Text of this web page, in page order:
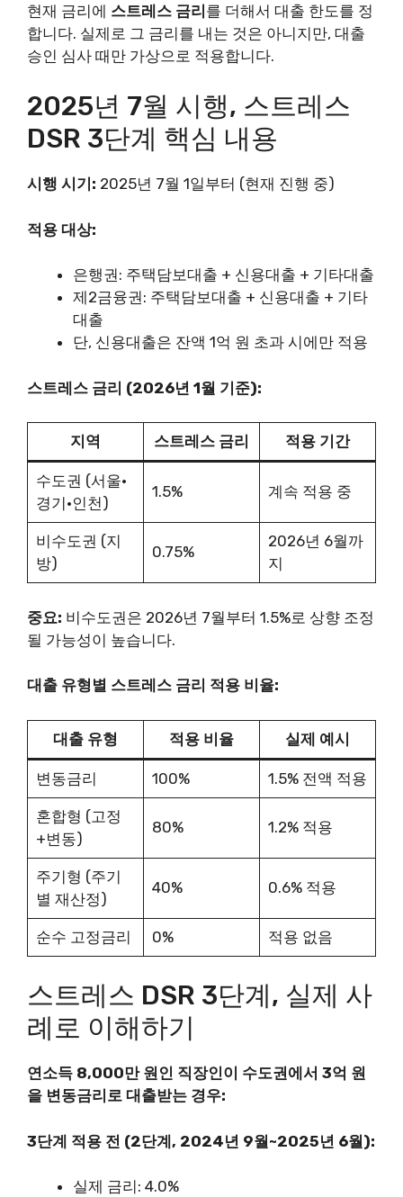
현재 금리에 스트레스 금리를 더해서 대출 한도를 정
합니다. 실제로 그 금리를 내는 것은 아니지만, 대출
승인 심사 때만 가상으로 적용합니다.
2025년 7월 시행, 스트레스
DSR 3단계 핵심 내용
시행 시기: 2025년 7월 1일부터 (현재 진행 중)
적용 대상:
은행권: 주택담보대출 + 신용대출 + 기타대출
제2금융권: 주택담보대출 + 신용대출 + 기타
대출
단, 신용대출은 잔액 1억 원 초과 시에만 적용
스트레스 금리 (2026년 1월 기준):
지역 스트레스 금리 적용 기간
수도권 (서울·
경기·인천)
1.5% 계속 적용 중
비수도권 (지
방)
0.75%
2026년 6월까
지
중요: 비수도권은 2026년 7월부터 1.5%로 상향 조정
될 가능성이 높습니다.
대출 유형별 스트레스 금리 적용 비율:
대출 유형 적용 비율 실제 예시
변동금리 100% 1.5% 전액 적용
혼합형 (고정
+변동)
80% 1.2% 적용
주기형 (주기
별 재산정)
40% 0.6% 적용
순수 고정금리 0% 적용 없음
스트레스 DSR 3단계, 실제 사
례로 이해하기
연소득 8,000만 원인 직장인이 수도권에서 3억 원
을 변동금리로 대출받는 경우:
3단계 적용 전 (2단계, 2024년 9월~2025년 6월):
실제 금리: 4.0%